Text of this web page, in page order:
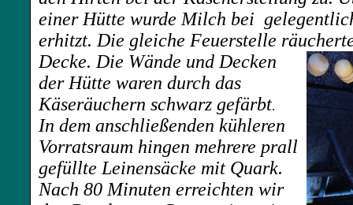
einer Hütte wurde Milch bei
erhitzt. Die gleiche Feuerstelle
Decke. Die Wände und Decken
der Hütte waren durch das
Käseräuchern schwarz gefärbt.
In dem anschließenden kühleren
Vorratsraum hingen mehrere prall
gefüllte Leinensäcke mit Quark.
Nach 80 Minuten erreichten wir